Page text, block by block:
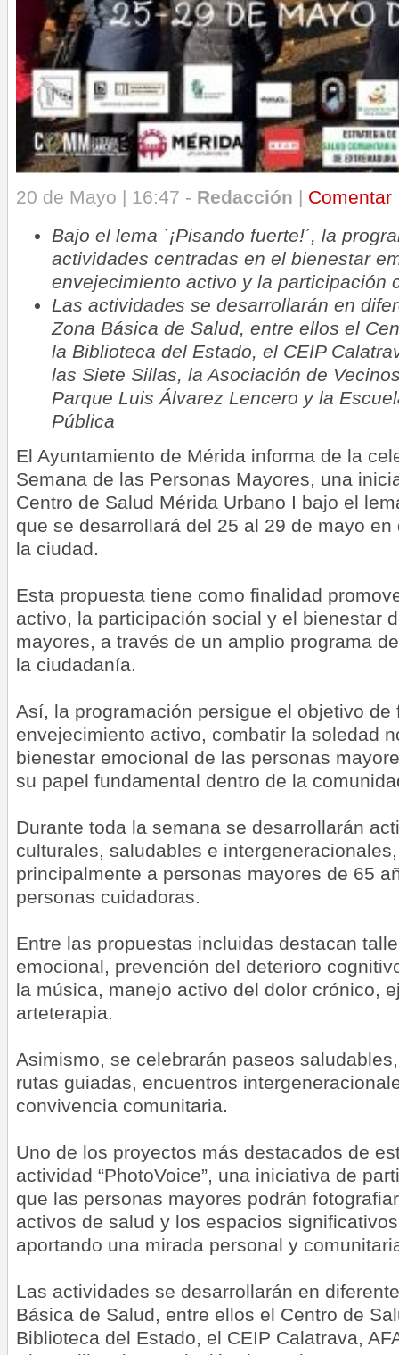
20 de Mayo | 16:47 - Redacción | Comentar
Bajo el lema `¡Pisando fuerte!´, la
actividades centradas en el bienestar
envejecimiento activo y la participación
Las actividades se desarrollarán en
Zona Básica de Salud, entre ellos el
la Biblioteca del Estado, el CEIP
las Siete Sillas, la Asociación de
Parque Luis Álvarez Lencero y la
Pública
El Ayuntamiento de Mérida informa de la
Semana de las Personas Mayores, una
Centro de Salud Mérida Urbano I bajo el
que se desarrollará del 25 al 29 de mayo
la ciudad.
Esta propuesta tiene como finalidad
activo, la participación social y el bienestar
mayores, a través de un amplio programa
la ciudadanía.
Así, la programación persigue el objetivo de
envejecimiento activo, combatir la soledad
bienestar emocional de las personas
su papel fundamental dentro de la
Durante toda la semana se desarrollarán
culturales, saludables e
principalmente a personas mayores de 65
personas cuidadoras.
Entre las propuestas incluidas destacan
emocional, prevención del deterioro
la música, manejo activo del dolor crónico,
arteterapia.
Asimismo, se celebrarán paseos
rutas guiadas, encuentros
convivencia comunitaria.
Uno de los proyectos más destacados de
actividad “PhotoVoice”, una iniciativa de
que las personas mayores podrán
activos de salud y los espacios
aportando una mirada personal y
Las actividades se desarrollarán en
Básica de Salud, entre ellos el Centro de
Biblioteca del Estado, el CEIP Calatrava,